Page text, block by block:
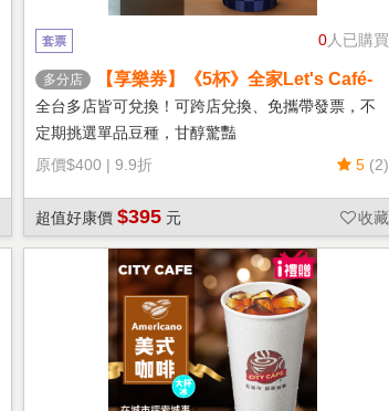
0人已購買
套票
多分店
【享樂券】《5杯》全家Let's Café-
熱單品美式(中杯)
全台多店皆可兌換！可跨店兌換、免攜帶發票，不
定期挑選單品豆種，甘醇驚豔
原價$400 | 9.9折 5 (2)
超值好康價 $395 元 收藏